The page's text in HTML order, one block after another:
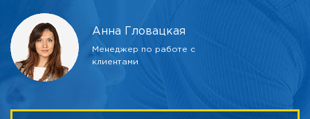
Анна Гловацкая
Менеджер по работе с
клиентами